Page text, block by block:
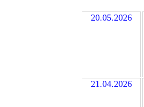
20.05.2026
21.04.2026